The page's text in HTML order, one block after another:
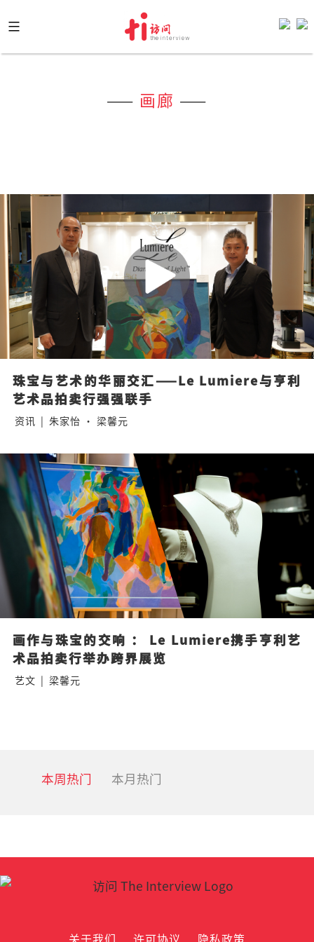
to
content
—— 画廊 ——
珠宝与艺术的华丽交汇——Le Lumiere与亨利
艺术品拍卖行强强联手
资讯 | 朱家怡 · 梁馨元
画作与珠宝的交响 ： Le Lumiere携手亨利艺
术品拍卖行举办跨界展览
艺文 | 梁馨元
本周热门 本月热门
关于我们 许可协议 隐私政策